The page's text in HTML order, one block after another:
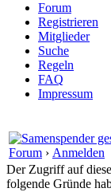
Forum
Registrieren
Mitglieder
Suche
Regeln
FAQ
Impressum
Forum › Anmelden
Der Zugriff auf
folgende Gründe